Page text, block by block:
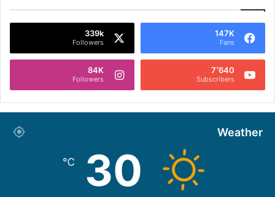
147K
Fans
339k
Followers
7٬640
Subscribers
84K
Followers
Weather
30
℃